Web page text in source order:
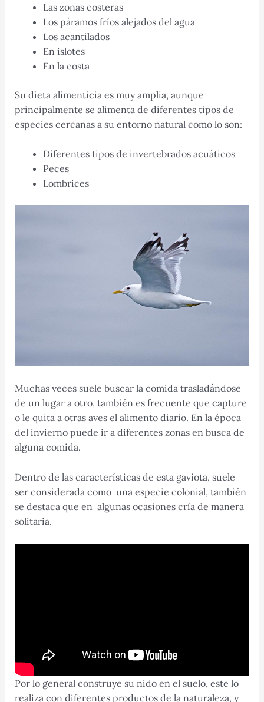
Las zonas costeras
Los páramos fríos alejados del agua
Los acantilados
En islotes
En la costa
Su dieta alimenticia es muy amplia, aunque
principalmente se alimenta de diferentes tipos de
especies cercanas a su entorno natural como lo son:
Diferentes tipos de invertebrados acuáticos
Peces
Lombrices
Muchas veces suele buscar la comida trasladándose
de un lugar a otro, también es frecuente que capture
o le quita a otras aves el alimento diario. En la época
del invierno puede ir a diferentes zonas en busca de
alguna comida.
Dentro de las características de esta gaviota, suele
ser considerada como una especie colonial, también
se destaca que en algunas ocasiones cría de manera
solitaria.
Por lo general construye su nido en el suelo, este lo
realiza con diferentes productos de la naturaleza, y